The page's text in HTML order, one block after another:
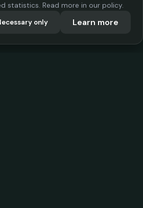
statistics. Read more in our policy.
only Learn more